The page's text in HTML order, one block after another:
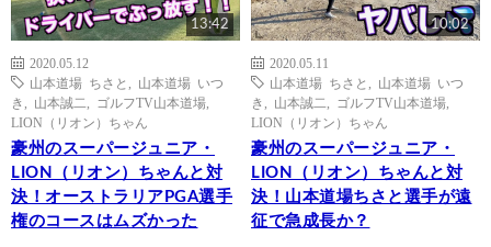
13:42
2020.05.12
山本道場 ちさと
山本道場 いつ
き
山本誠二 ゴルフTV山本道場
LION（リオン）ちゃん
豪州のスーパージュニア・
LION（リオン）ちゃんと対
決！オーストラリアPGA選手
権のコースはムズかった
10:02
2020.05.11
山本道場 ちさと
山本道場 いつ
き
山本誠二 ゴルフTV山本道場
LION（リオン）ちゃん
豪州のスーパージュニア・
LION（リオン）ちゃんと対
決！山本道場ちさと選手が遠
征で急成長か？